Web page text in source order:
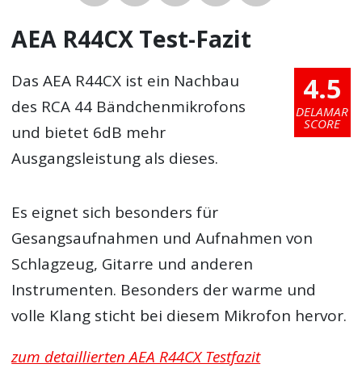
AEA R44CX Test-Fazit
4.5
DELAMAR
SCORE
Das AEA R44CX ist ein Nachbau
des RCA 44 Bändchenmikrofons
und bietet 6dB mehr
Ausgangsleistung als dieses.
Es eignet sich besonders für
Gesangsaufnahmen und Aufnahmen von
Schlagzeug, Gitarre und anderen
Instrumenten. Besonders der warme und
volle Klang sticht bei diesem Mikrofon hervor.
zum detaillierten AEA R44CX Testfazit